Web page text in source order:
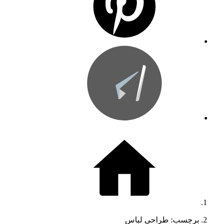
برچسب: طراحی لباس